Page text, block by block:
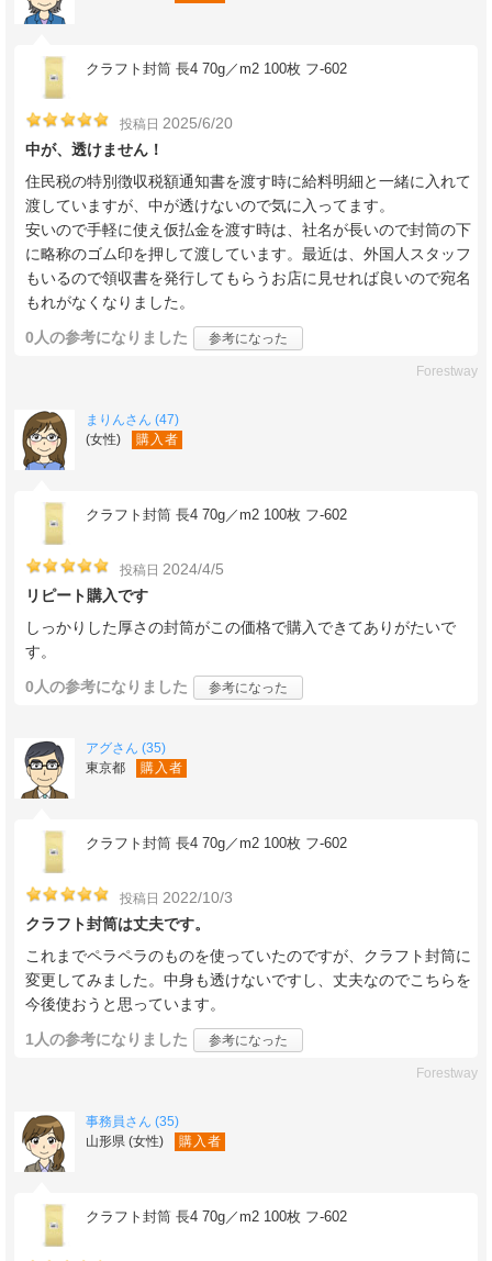
クラフト封筒 長4 70g／m2 100枚 フ-602
投稿日 2025/6/20
中が、透けません！
住民税の特別徴収税額通知書を渡す時に給料明細と一緒に入れて
渡していますが、中が透けないので気に入ってます。
安いので手軽に使え仮払金を渡す時は、社名が長いので封筒の下
に略称のゴム印を押して渡しています。最近は、外国人スタッフ
もいるので領収書を発行してもらうお店に見せれば良いので宛名
もれがなくなりました。
0人の参考になりました 参考になった
Forestway
まりんさん (47)
(女性)
購入者
クラフト封筒 長4 70g／m2 100枚 フ-602
投稿日 2024/4/5
リピート購入です
しっかりした厚さの封筒がこの価格で購入できてありがたいで
す。
0人の参考になりました 参考になった
アグさん (35)
東京都
購入者
クラフト封筒 長4 70g／m2 100枚 フ-602
投稿日 2022/10/3
クラフト封筒は丈夫です。
これまでペラペラのものを使っていたのですが、クラフト封筒に
変更してみました。中身も透けないですし、丈夫なのでこちらを
今後使おうと思っています。
1人の参考になりました 参考になった
Forestway
事務員さん (35)
山形県 (女性)
購入者
クラフト封筒 長4 70g／m2 100枚 フ-602